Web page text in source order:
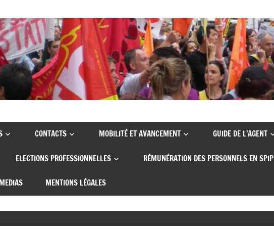
CONTACTS MOBILITÉ ET AVANCEMENT GUIDE DE L’AGENT
ELECTIONS PROFESSIONNELLES RÉMUNÉRATION DES PERSONNELS EN SPIP
MENTIONS LÉGALES